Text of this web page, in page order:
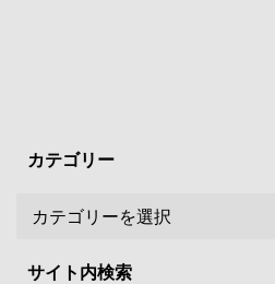
カテゴリー
サイト内検索